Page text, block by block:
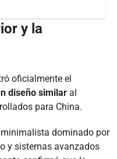
y la
oficialmente el
diseño similar al
para China.
dominado por
y sistemas avanzados